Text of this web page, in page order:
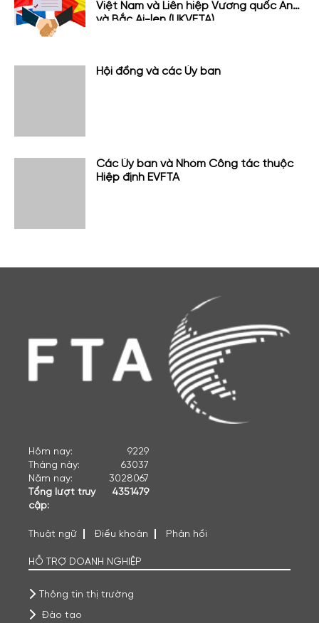
Việt Nam và Liên hiệp Vương quốc Anh
và Bắc Ai-len (UKVFTA)
Hội đồng và các Ủy ban
Các Ủy ban và Nhóm Công tác thuộc
Hiệp định EVFTA
Hôm nay:
9229
Tháng này:
63037
Năm nay:
3028067
Tổng lượt truy
cập:
4351479
Thuật ngữ Điều khoản Phản hồi
HỖ TRỢ DOANH NGHIỆP
Thông tin thị trường
Đào tạo